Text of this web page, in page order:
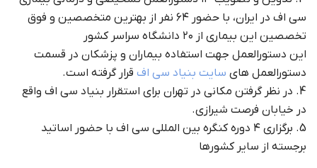
سی اف در ایران، با حضور ۶۴ نفر از بهترین متخصصین و فوق
تخصصین این بیماری از ۲۰ دانشگاه سراسر کشور
این دستورالعمل جهت استفاده بیماران و پزشکان در قسمت
دستورالعمل های سایت بنیاد سی اف قرار گرفته است.
4. در نظر گرفتن مکانی در تهران برای استقرار بنیاد سی اف واقع
در خیابان فرصت شیرازی.
5. برگزاری ۴ دوره کنگره بین المللی سی اف با حضور اساتید
برجسته از سایر کشورها